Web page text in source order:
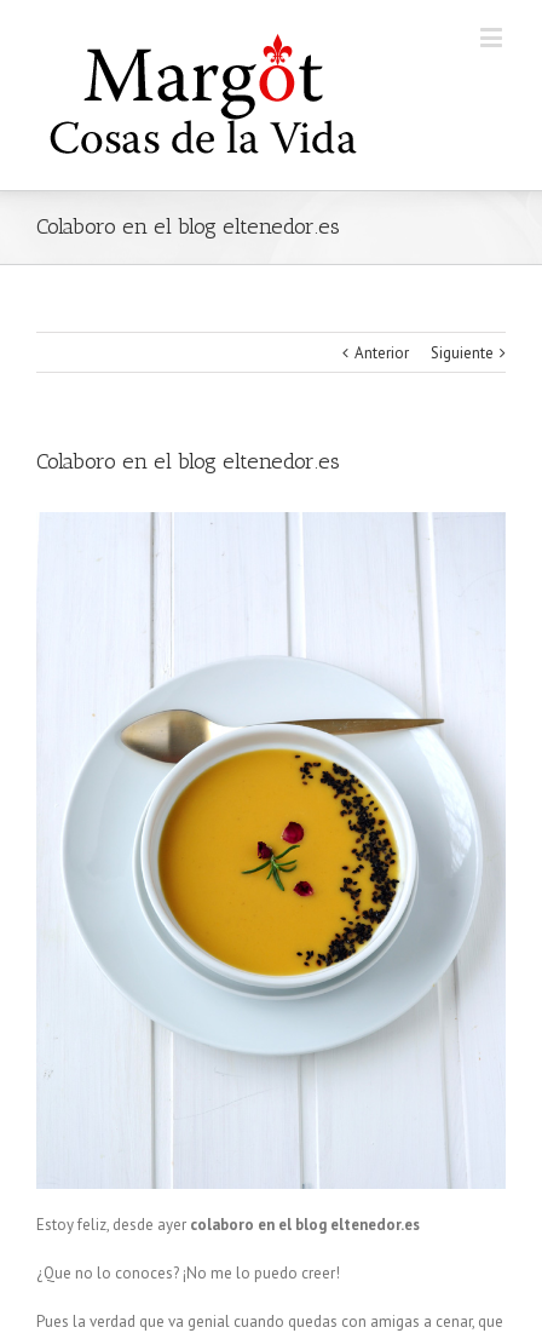
Colaboro en el blog eltenedor.es
Anterior Siguiente
Colaboro en el blog eltenedor.es
Estoy feliz, desde ayer colaboro en el blog eltenedor.es
¿Que no lo conoces? ¡No me lo puedo creer!
Pues la verdad que va genial cuando quedas con amigas a cenar, que